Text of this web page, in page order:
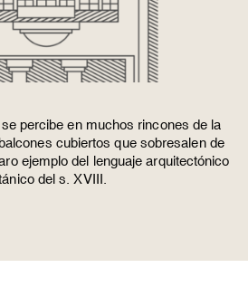
percibe en muchos rincones de la
cubiertos que sobresalen de
ejemplo del lenguaje arquitectónico
del s. XVIII.